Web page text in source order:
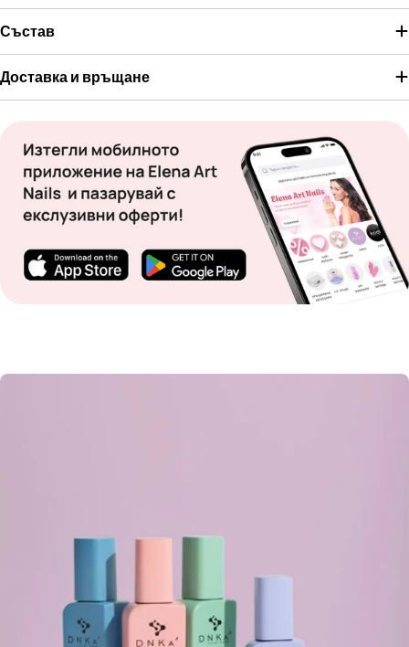
Състав
Доставка и връщане